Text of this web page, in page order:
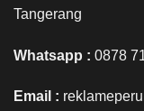
Tangerang
Whatsapp : 0878
Email :